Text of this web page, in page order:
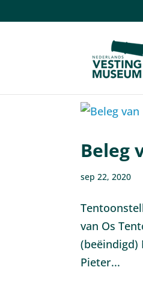
Beleg
sep 22, 2020
van Os
(beëindigd)
Pieter...